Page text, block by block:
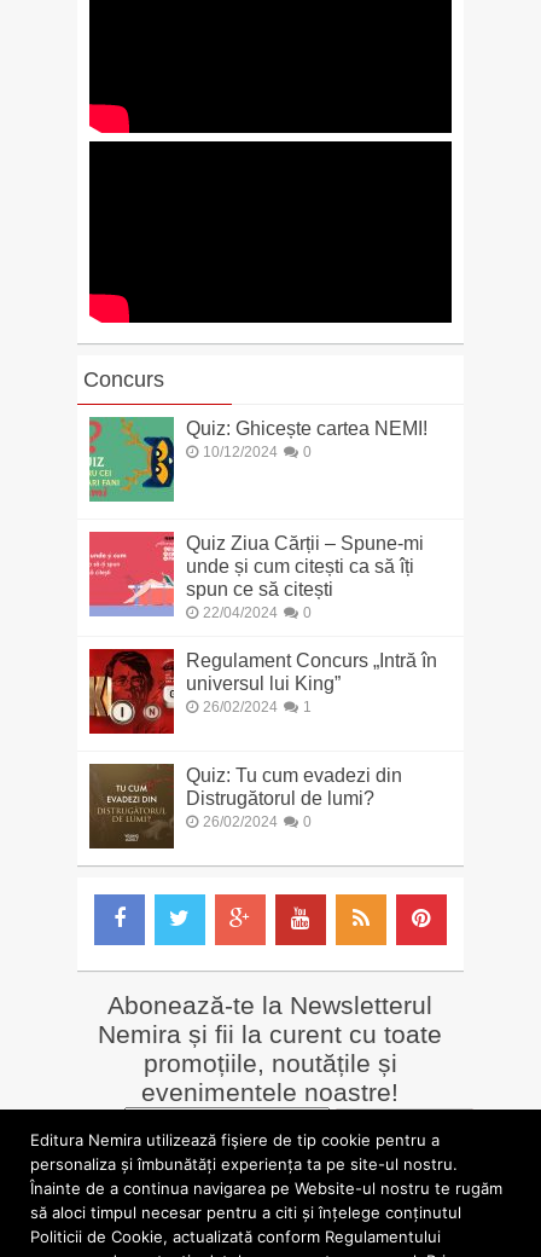
Concurs
Quiz: Ghicește cartea NEMI!
10/12/2024 0
Quiz Ziua Cărții – Spune-mi
unde și cum citești ca să îți
spun ce să citești
22/04/2024 0
Regulament Concurs „Intră în
universul lui King”
26/02/2024 1
Quiz: Tu cum evadezi din
Distrugătorul de lumi?
26/02/2024 0
Abonează-te la Newsletterul
Nemira și fii la curent cu toate
promoțiile, noutățile și
evenimentele noastre!
LIBRĂRII online
» Librăria Online Nemira
Nemi
Alte siteuri
»Nemira Media
»
Valentin Nicolau
Editura Nemira utilizează fişiere de tip cookie pentru a
personaliza și îmbunătăți experiența ta pe site-ul nostru.
Înainte de a continua navigarea pe Website-ul nostru te rugăm
să aloci timpul necesar pentru a citi și înțelege conținutul
Politicii de Cookie, actualizată conform Regulamentului